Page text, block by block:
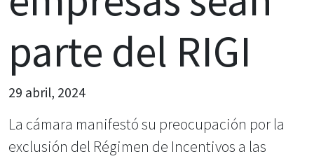
parte del RIGI
29 abril, 2024
La cámara manifestó su preocupación por la
exclusión del Régimen de Incentivos a las